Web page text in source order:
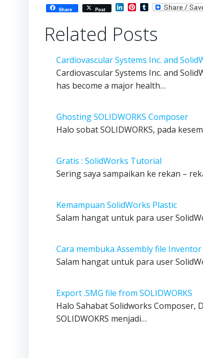
Share Post LinkedIn
Pinterest
Tumblr
Related Posts
Cardiovascular Systems Inc. and
Cardiovascular Systems Inc. and
has become a major health…
Ghosting SOLIDWORKS Composer
Halo sobat SOLIDWORKS, pada
Gratis : SolidWorks Tutorial
Sering saya sampaikan ke rekan –
Kemampuan SolidWorks Plastic
Salam hangat untuk para user
Cara membuka Assembly file
Salam hangat untuk para user
Export .SMG file from SOLIDWORKS
Halo Sahabat Solidworks Composer,
SOLIDWOKRS menjadi…